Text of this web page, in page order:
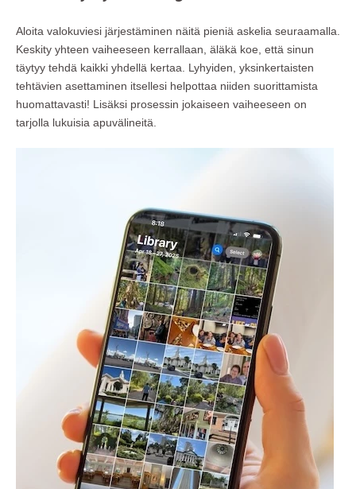
Aloita valokuviesi järjestäminen näitä pieniä askelia seuraamalla.
Keskity yhteen vaiheeseen kerrallaan, äläkä koe, että sinun
täytyy tehdä kaikki yhdellä kertaa. Lyhyiden, yksinkertaisten
tehtävien asettaminen itsellesi helpottaa niiden suorittamista
huomattavasti! Lisäksi prosessin jokaiseen vaiheeseen on
tarjolla lukuisia apuvälineitä.